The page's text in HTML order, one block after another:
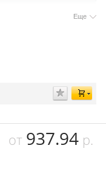
Еще
от 937.94р.